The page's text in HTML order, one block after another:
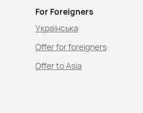
For Foreigners
Українська
Offer for foreigners
Offer to Asia